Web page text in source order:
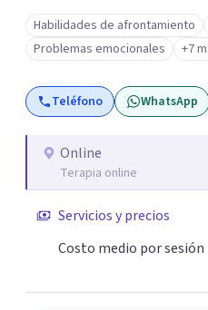
Focalizada en las Emociones
supervisora y terapeuta
demostrado una mejora
con un 70-75% de éxito y
también transforma la vida
emocional. Desde que me gradué en Psicología en 2002,
siempre he estado en
Máster en Terapia
Psicodrama, profundizando
ofrecerte un espacio de
Habilidades de afrontamiento
Problemas emocionales
+7
Teléfono WhatsApp
Online
Terapia online
Servicios y precios
Costo medio por sesión